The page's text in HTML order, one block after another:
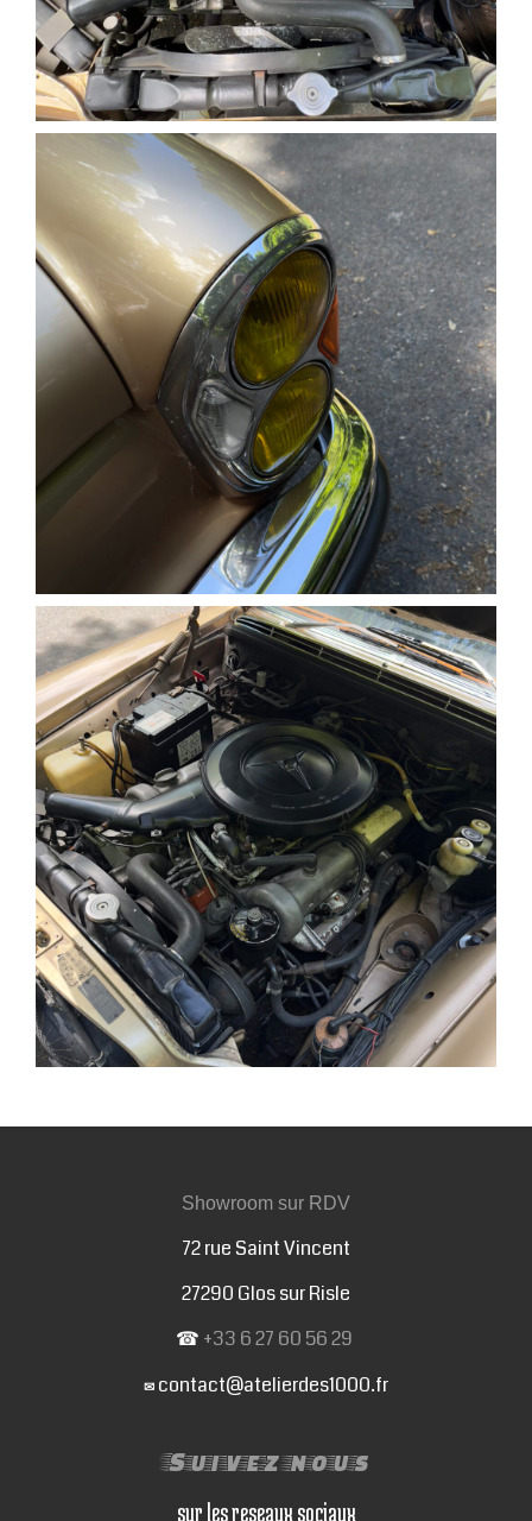
Showroom sur RDV
72 rue Saint Vincent
27290 Glos sur Risle
☎ +33 6 27 60 56 29
✉ contact@atelierdes1000.fr
Suivez nous
sur les reseaux sociaux